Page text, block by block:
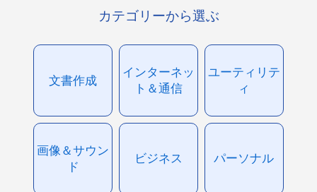
カテゴリーから選ぶ
文書作成
インターネッ
ト＆通信
ユーティリテ
ィ
画像＆サウン
ド
ビジネス パーソナル